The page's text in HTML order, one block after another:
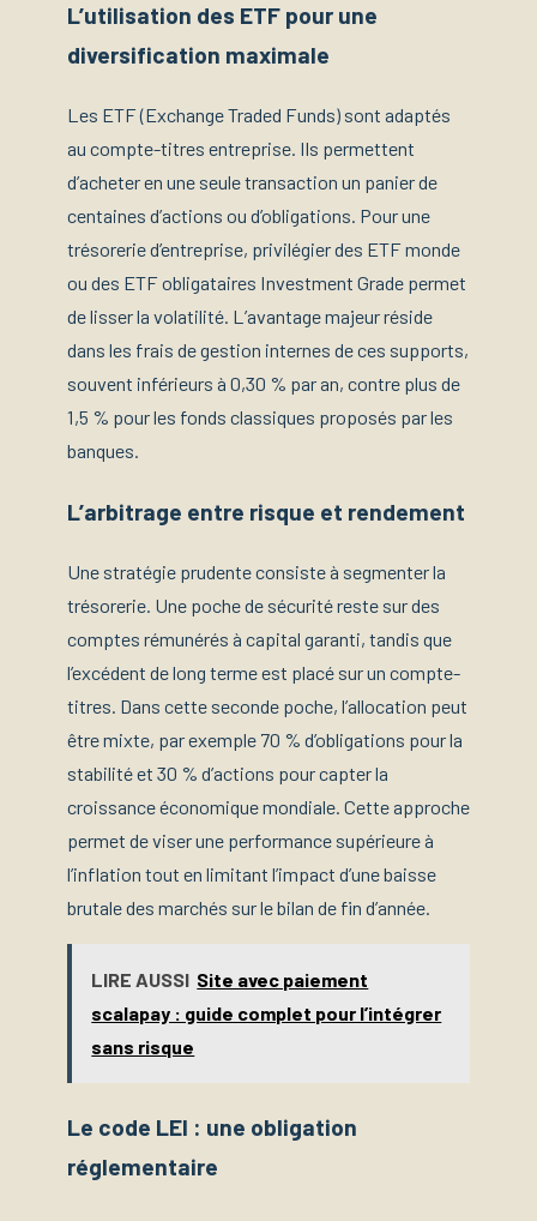
L’utilisation des ETF pour une
diversification maximale
Les ETF (Exchange Traded Funds) sont adaptés
au compte-titres entreprise. Ils permettent
d’acheter en une seule transaction un panier de
centaines d’actions ou d’obligations. Pour une
trésorerie d’entreprise, privilégier des ETF monde
ou des ETF obligataires Investment Grade permet
de lisser la volatilité. L’avantage majeur réside
dans les frais de gestion internes de ces supports,
souvent inférieurs à 0,30 % par an, contre plus de
1,5 % pour les fonds classiques proposés par les
banques.
L’arbitrage entre risque et rendement
Une stratégie prudente consiste à segmenter la
trésorerie. Une poche de sécurité reste sur des
comptes rémunérés à capital garanti, tandis que
l’excédent de long terme est placé sur un compte-
titres. Dans cette seconde poche, l’allocation peut
être mixte, par exemple 70 % d’obligations pour la
stabilité et 30 % d’actions pour capter la
croissance économique mondiale. Cette approche
permet de viser une performance supérieure à
l’inflation tout en limitant l’impact d’une baisse
brutale des marchés sur le bilan de fin d’année.
LIRE AUSSI Site avec paiement
scalapay : guide complet pour l’intégrer
sans risque
Le code LEI : une obligation
réglementaire